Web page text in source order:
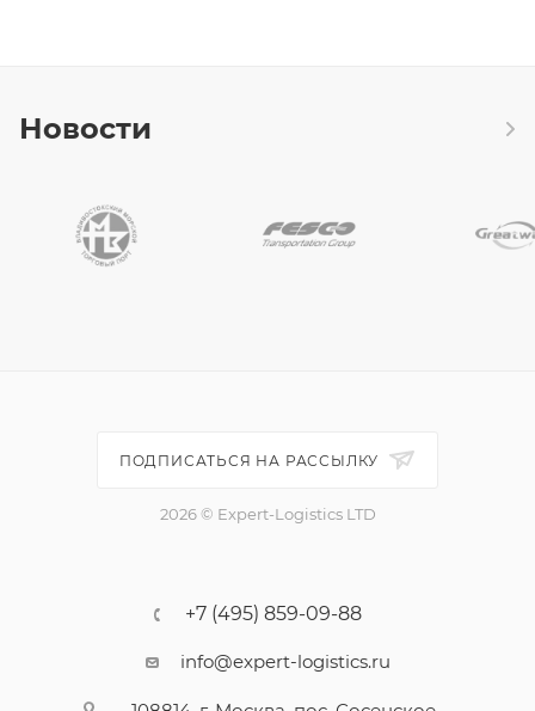
Новости
ПОДПИСАТЬСЯ НА РАССЫЛКУ
2026 © Expert-Logistics LTD
+7 (495) 859-09-88
info@expert-logistics.ru